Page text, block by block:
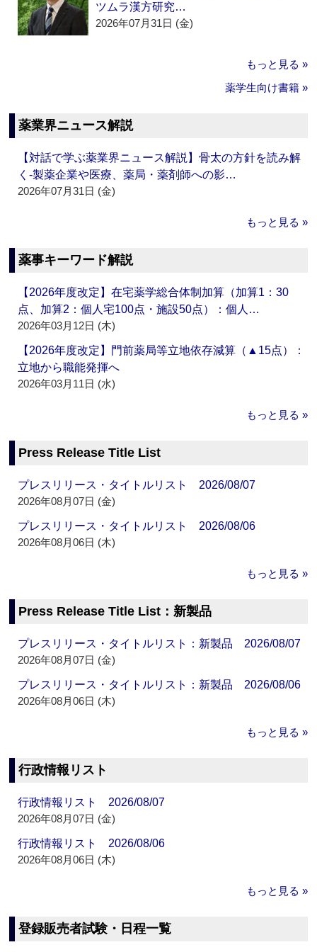
ツムラ漢方研究…
2026年07月31日 (金)
もっと見る »
薬学生向け書籍 »
薬業界ニュース解説
【対話で学ぶ薬業界ニュース解説】骨太の方針を読み解
く‐製薬企業や医療、薬局・薬剤師への影…
2026年07月31日 (金)
もっと見る »
薬事キーワード解説
【2026年度改定】在宅薬学総合体制加算（加算1：30
点、加算2：個人宅100点・施設50点）：個人…
2026年03月12日 (木)
【2026年度改定】門前薬局等立地依存減算（▲15点）：
立地から職能発揮へ
2026年03月11日 (水)
もっと見る »
Press Release Title List
プレスリリース・タイトルリスト 2026/08/07
2026年08月07日 (金)
プレスリリース・タイトルリスト 2026/08/06
2026年08月06日 (木)
もっと見る »
Press Release Title List：新製品
プレスリリース・タイトルリスト：新製品 2026/08/07
2026年08月07日 (金)
プレスリリース・タイトルリスト：新製品 2026/08/06
2026年08月06日 (木)
もっと見る »
行政情報リスト
行政情報リスト 2026/08/07
2026年08月07日 (金)
行政情報リスト 2026/08/06
2026年08月06日 (木)
もっと見る »
登録販売者試験・日程一覧